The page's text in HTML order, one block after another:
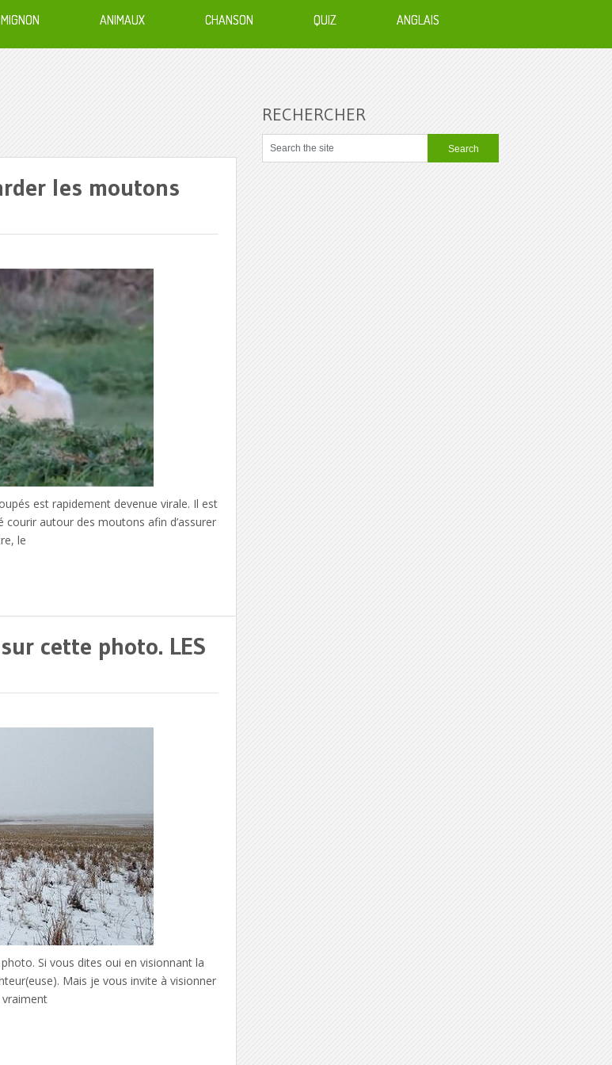
MIGNON ANIMAUX CHANSON QUIZ ANGLAIS
les moutons
est rapidement devenue virale. Il est
courir autour des moutons afin d’assurer
le
cette photo. LES
Si vous dites oui en visionnant la
Mais je vous invite à visionner
vraiment
RECHERCHER